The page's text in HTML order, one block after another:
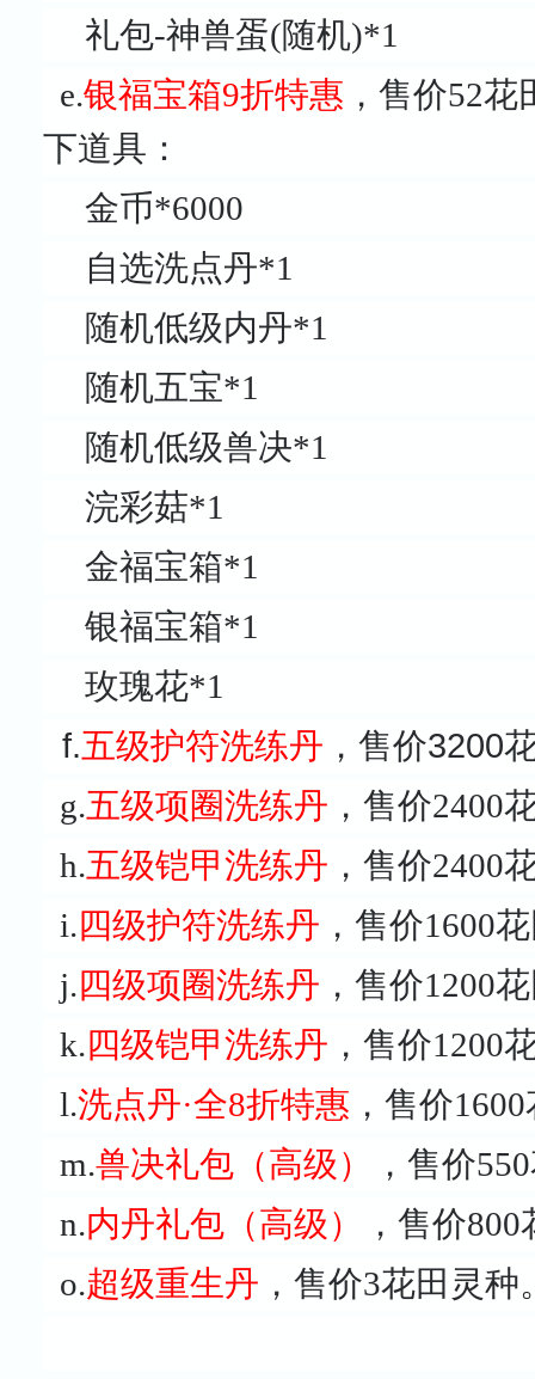
礼包-神兽蛋(随机)*1
e.银福宝箱9折特惠 ，售价52
下道具：
金币*6000
自选洗点丹*1
随机低级内丹*1
随机五宝*1
随机低级兽决*1
浣彩菇*1
金福宝箱*1
银福宝箱*1
玫瑰花*1
f.五级护符洗练丹 ，售价3200
g.五级项圈洗练丹 ，售价2400
h.五级铠甲洗练丹 ，售价2400
i.四级护符洗练丹 ，售价1600
j.四级项圈洗练丹 ，售价1200
k.四级铠甲洗练丹 ，售价1200
l.洗点丹·全8折特惠 ，售价1600
m.兽决礼包（高级） ，售价550
n.内丹礼包（高级） ，售价800
o.超级重生丹 ，售价3花田灵种